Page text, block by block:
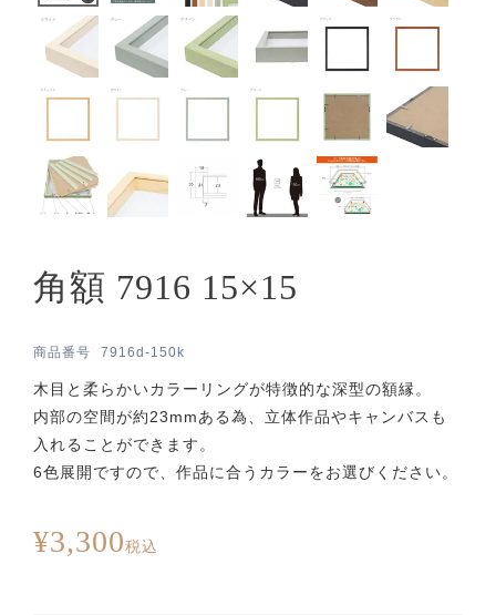
角額 7916 15×15
商品番号 7916d-150k
木目と柔らかいカラーリングが特徴的な深型の額縁。
内部の空間が約23mmある為、立体作品やキャンバスも
入れることができます。
6色展開ですので、作品に合うカラーをお選びください。
¥3,300税込